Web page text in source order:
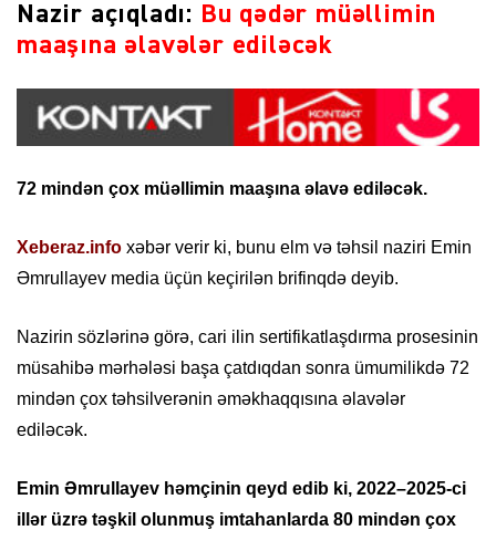
Nazir açıqladı: Bu qədər müəllimin
maaşına əlavələr ediləcək
72 mindən çox müəllimin maaşına əlavə ediləcək.
Xeberaz.info xəbər verir ki, bunu elm və təhsil naziri Emin
Əmrullayev media üçün keçirilən brifinqdə deyib.
Nazirin sözlərinə görə, cari ilin sertifikatlaşdırma prosesinin
müsahibə mərhələsi başa çatdıqdan sonra ümumilikdə 72
mindən çox təhsilverənin əməkhaqqısına əlavələr
ediləcək.
Emin Əmrullayev həmçinin qeyd edib ki, 2022–2025-ci
illər üzrə təşkil olunmuş imtahanlarda 80 mindən çox